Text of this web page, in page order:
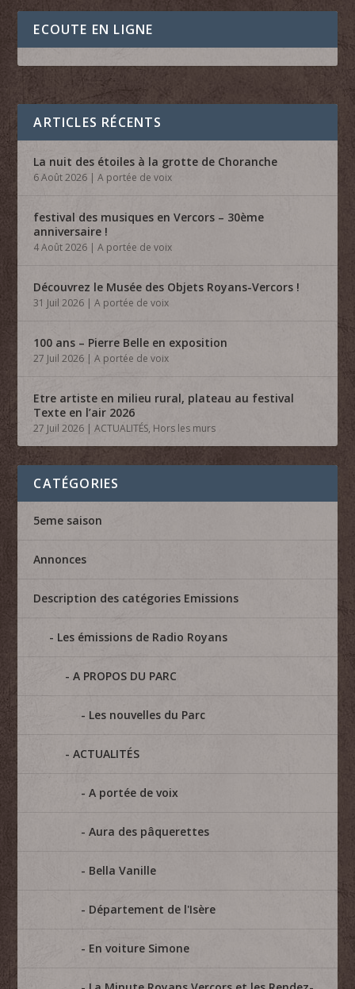
ECOUTE EN LIGNE
ARTICLES RÉCENTS
La nuit des étoiles à la grotte de Choranche
6 Août 2026 |A portée de voix
festival des musiques en Vercors – 30ème
anniversaire !
4 Août 2026 |A portée de voix
Découvrez le Musée des Objets Royans-Vercors !
31 Juil 2026 |A portée de voix
100 ans – Pierre Belle en exposition
27 Juil 2026 |A portée de voix
Etre artiste en milieu rural, plateau au festival
Texte en l’air 2026
27 Juil 2026 |ACTUALITÉS, Hors les murs
CATÉGORIES
5eme saison
Annonces
Description des catégories Emissions
Les émissions de Radio Royans
A PROPOS DU PARC
Les nouvelles du Parc
ACTUALITÉS
A portée de voix
Aura des pâquerettes
Bella Vanille
Département de l'Isère
En voiture Simone